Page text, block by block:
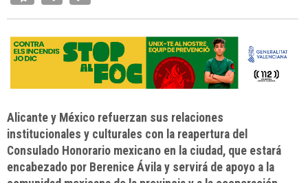
Alicante y México refuerzan sus relaciones
institucionales y culturales con la reapertura del
Consulado Honorario mexicano en la ciudad, que estará
encabezado por Berenice Ávila y servirá de apoyo a la